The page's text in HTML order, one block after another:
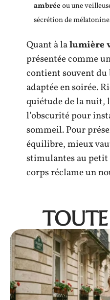
ambréeou une
sécrétion de
Quant à lalumière
présentée comme
contient souvent du
adaptée en soirée.
quiétude de la nuit,
l’obscurité pour
sommeil. Pour
équilibre, mieux
stimulantes au
corps réclame un